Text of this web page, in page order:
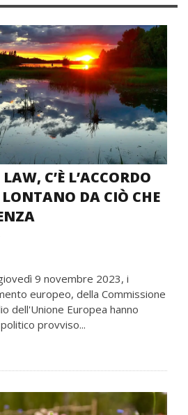
C’È L’ACCORDO
DA CIÒ CHE
9 novembre 2023, i
europeo, della Commissione
dell'Unione Europea hanno
provviso...